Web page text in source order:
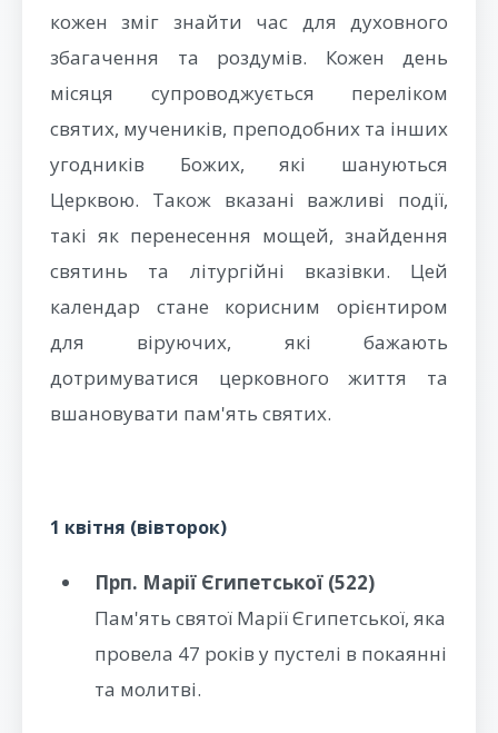
кожен зміг знайти час для духовного
збагачення та роздумів. Кожен день
місяця супроводжується переліком
святих, мучеників, преподобних та інших
угодників Божих, які шануються
Церквою. Також вказані важливі події,
такі як перенесення мощей, знайдення
святинь та літургійні вказівки. Цей
календар стане корисним орієнтиром
для віруючих, які бажають
дотримуватися церковного життя та
вшановувати пам'ять святих.
1 квітня (вівторок)
Прп. Марії Єгипетської (522)
Пам'ять святої Марії Єгипетської, яка
провела 47 років у пустелі в покаянні
та молитві.